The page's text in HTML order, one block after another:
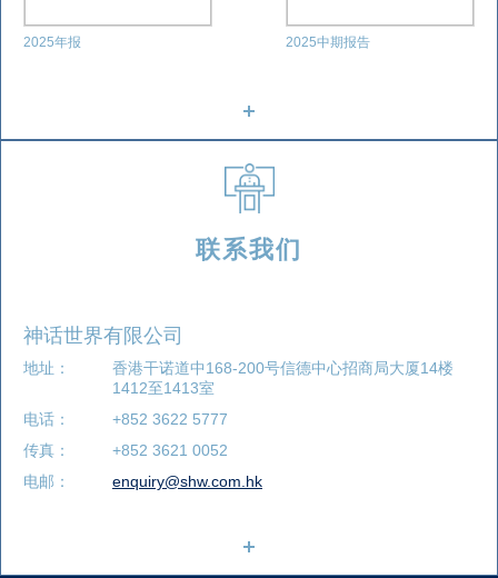
2025年报 2025中期报告
联系我们
神话世界有限公司
地址：
香港干诺道中168-200号信德中心招商局大厦14楼
1412至1413室
电话：
+852 3622 5777
传真：
+852 3621 0052
电邮：
enquiry@shw.com.hk